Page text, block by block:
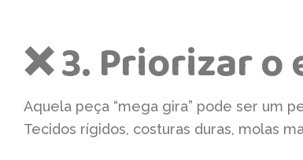
❌ 3. Priorizar
Aquela peça “mega gira” pode ser um
Tecidos rígidos, costuras duras, molas